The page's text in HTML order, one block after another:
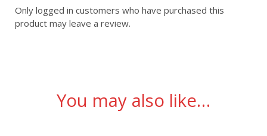
Only logged in customers who have purchased this
product may leave a review.
You may also like…